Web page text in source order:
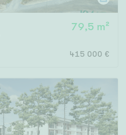
79,5 m²
415 000 €